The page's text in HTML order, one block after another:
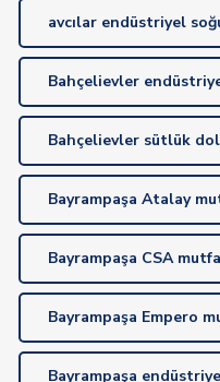
avcılar endüstriyel
Bahçelievler
Bahçelievler sütlük
Bayrampaşa Atalay
Bayrampaşa CSA
Bayrampaşa Empero
Bayrampaşa